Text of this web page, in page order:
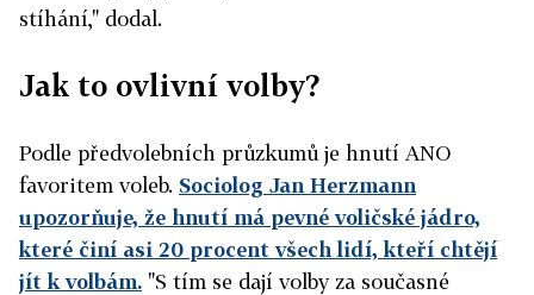
stíhání," dodal.
Jak to ovlivní volby?
Podle předvolebních průzkumů je hnutí ANO
favoritem voleb. Sociolog Jan Herzmann
upozorňuje, že hnutí má pevné voličské jádro,
které činí asi 20 procent všech lidí, kteří chtějí
jít k volbám. "S tím se dají volby za současné